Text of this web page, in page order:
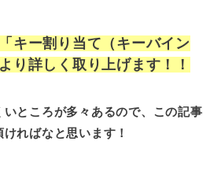
キー割り当て（キーバイン
り詳しく取り上げます！！
ところが多々あるので、この記事
ればなと思います！